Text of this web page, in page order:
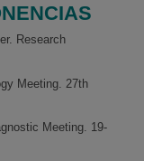
Research
Meeting. 27th
Meeting. 19-